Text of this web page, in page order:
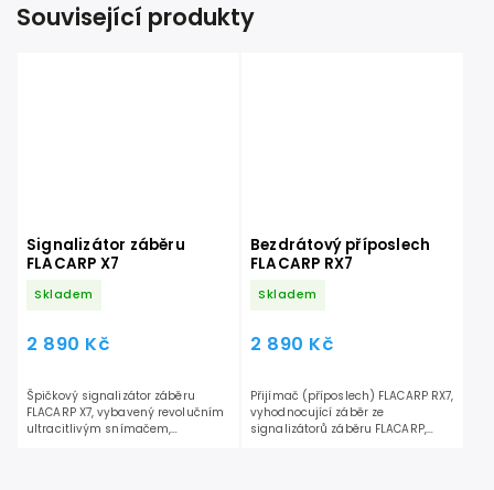
Související produkty
Signalizátor záběru
FLACARP X7
Skladem
2 890 Kč
Špičkový signalizátor záběru
FLACARP X7, vybavený revolučním
ultracitlivým snímačem,
Bezdrátový příposlech
FLACARP RX7
Skladem
2 890 Kč
Přijímač (příposlech) FLACARP RX7,
vyhodnocující záběr ze
signalizátorů záběru FLACARP,